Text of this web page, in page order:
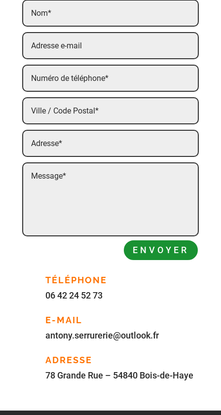
ENVOYER
TÉLÉPHONE
06 42 24 52 73
E-MAIL
antony.serrurerie@outlook.fr
ADRESSE
78 Grande Rue – 54840 Bois-de-Haye